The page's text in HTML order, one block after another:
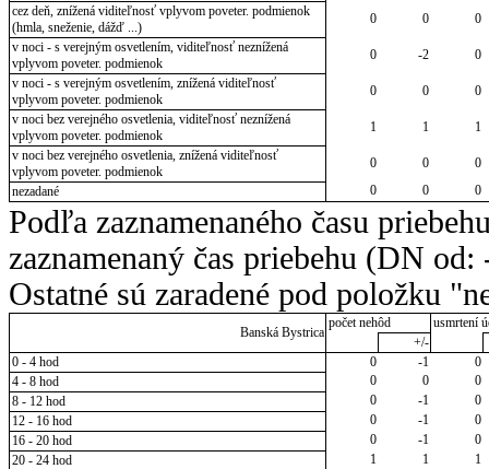
cez deň, znížená viditeľnosť vplyvom poveter. podmienok
(hmla, sneženie, dážď ...)
0 0
0
v noci - s verejným osvetlením, viditeľnosť neznížená
vplyvom poveter. podmienok
0 -2
0
v noci - s verejným osvetlením, znížená viditeľnosť
vplyvom poveter. podmienok
0 0
0
v noci bez verejného osvetlenia, viditeľnosť neznížená
vplyvom poveter. podmienok
1 1
1
v noci bez verejného osvetlenia, znížená viditeľnosť
vplyvom poveter. podmienok
0 0
0
nezadané
0 0 0
Podľa zaznamenaného času
zaznamenaný čas priebehu (DN
Ostatné sú zaradené pod položku
Banská Bystrica
počet nehôd
usmrtení
+/-
0 - 4 hod
0 -1
0
4 - 8 hod
0 0
0
8 - 12 hod
0 -1
0
12 - 16 hod
0 -1
0
16 - 20 hod
0 -1
0
20 - 24 hod
1 1
1